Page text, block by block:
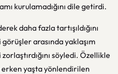
kurulamadığını dile getirdi.
daha fazla tartışıldığını
arasında yaklaşım
söyledi. Özellikle
erken yaşta yönlendirilen